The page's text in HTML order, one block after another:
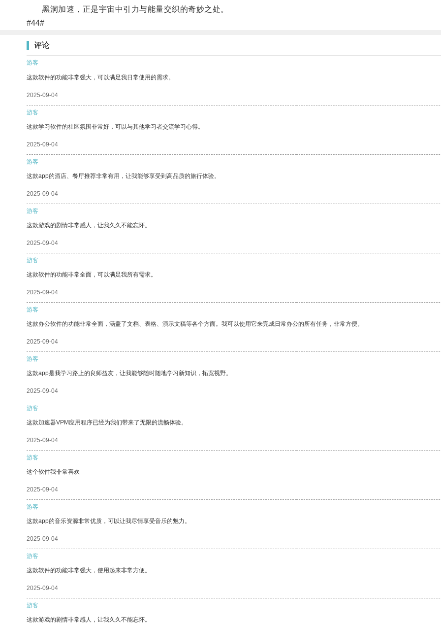
黑洞加速，正是宇宙中引力与能量交织的奇妙之处。
#44#
评论
游客
这款软件的功能非常强大，可以满足我日常使用的需求。
2025-09-04
游客
这款学习软件的社区氛围非常好，可以与其他学习者交流学习心得。
2025-09-04
游客
这款app的酒店、餐厅推荐非常有用，让我能够享受到高品质的旅行体验。
2025-09-04
游客
这款游戏的剧情非常感人，让我久久不能忘怀。
2025-09-04
游客
这款软件的功能非常全面，可以满足我所有需求。
2025-09-04
游客
这款办公软件的功能非常全面，涵盖了文档、表格、演示文稿等各个方面。我可以使用它来完成日常办公的所有任务，非常方便。
2025-09-04
游客
这款app是我学习路上的良师益友，让我能够随时随地学习新知识，拓宽视野。
2025-09-04
游客
这款加速器VPM应用程序已经为我们带来了无限的流畅体验。
2025-09-04
游客
这个软件我非常喜欢
2025-09-04
游客
这款app的音乐资源非常优质，可以让我尽情享受音乐的魅力。
2025-09-04
游客
这款软件的功能非常强大，使用起来非常方便。
2025-09-04
游客
这款游戏的剧情非常感人，让我久久不能忘怀。